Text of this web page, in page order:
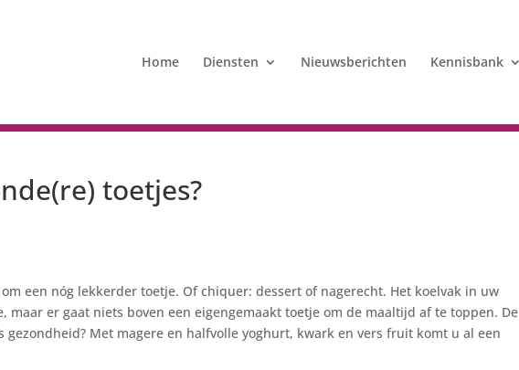
Home Diensten Nieuwsberichten Kennisbank
toetjes?
een nóg lekkerder toetje. Of chiquer: dessert of nagerecht. Het koelvak in uw
maar er gaat niets boven een eigengemaakt toetje om de maaltijd af te toppen. De
gezondheid? Met magere en halfvolle yoghurt, kwark en vers fruit komt u al een